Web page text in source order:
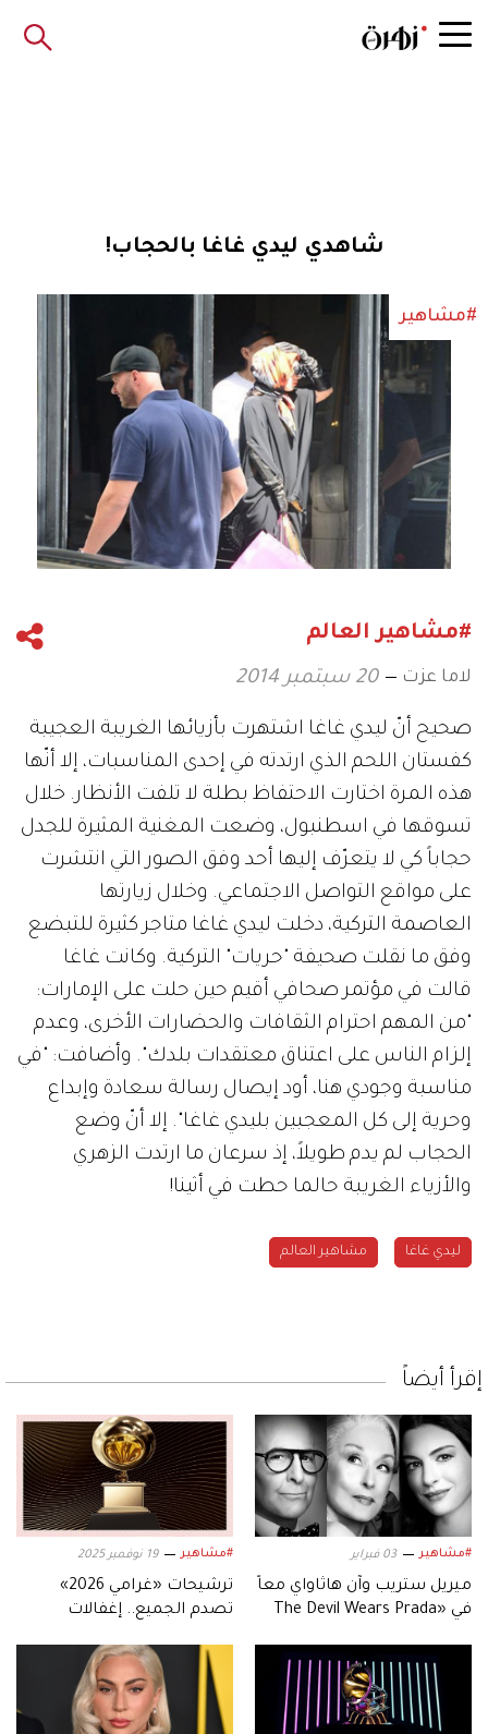
شاهدي ليدي غاغا بالحجاب!
#مشاهير
#مشاهير العالم
لاما عزت 20 سبتمبر 2014
صحيح أنّ ليدي غاغا اشتهرت بأزيائها الغريبة العجيبة
كفستان اللحم الذي ارتدته في إحدى المناسبات، إلا أنّها
هذه المرة اختارت الاحتفاظ بطلة لا تلفت الأنظار. خلال
تسوقها في اسطنبول، وضعت المغنية المثيرة للجدل
حجاباً كي لا يتعرّف إليها أحد وفق الصور التي انتشرت
على مواقع التواصل الاجتماعي. وخلال زيارتها
العاصمة التركية، دخلت ليدي غاغا متاجر كثيرة للتبضع
وفق ما نقلت صحيفة "حريات" التركية. وكانت غاغا
قالت في مؤتمر صحافي أقيم حين حلت على الإمارات:
"من المهم احترام الثقافات والحضارات الأخرى، وعدم
إلزام الناس على اعتناق معتقدات بلدك". وأضافت: "في
مناسبة وجودي هنا، أود إيصال رسالة سعادة وإبداع
وحرية إلى كل المعجبين بليدي غاغا". إلا أنّ وضع
الحجاب لم يدم طويلاً، إذ سرعان ما ارتدت الزهري
والأزياء الغريبة حالما حطت في أثينا!
ليدي غاغا مشاهير العالم
إقرأ أيضاً
#مشاهير 03 فبراير
ميريل ستريب وآن هاثاواي معاً
في «The Devil Wears Prada
#مشاهير 19 نوفمبر 2025
ترشيحات «غرامي 2026»
تصدم الجميع.. إغفالات